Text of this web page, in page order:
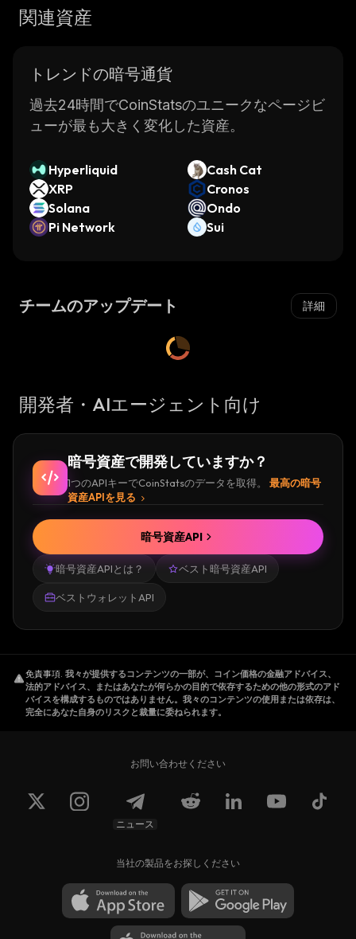
関連資産
トレンドの暗号通貨
過去24時間でCoinStatsのユニークなページビ
ューが最も大きく変化した資産。
Hyperliquid
Cash Cat
XRP
Cronos
Solana
Ondo
Pi Network
Sui
チームのアップデート 詳細
開発者・AIエージェント向け
暗号資産で開発していますか？
1つのAPIキーでCoinStatsのデータを取得。
最高の暗号
資産APIを見る
暗号資産APIとは？ ベスト暗号資産API
ベストウォレットAPI
暗号資産API
免責事項. 我々が提供するコンテンツの一部が、コイン価格の金融アドバイス、
法的アドバイス、またはあなたが何らかの目的で依存するための他の形式のアド
バイスを構成するものではありません。我々のコンテンツの使用または依存は、
完全にあなた自身のリスクと裁量に委ねられます。
お問い合わせください
ニュース
当社の製品をお探しください